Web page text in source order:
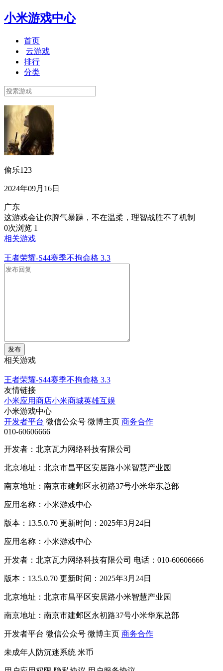
小米游戏中心
首页
云游戏
排行
分类
偷乐123
2024年09月16日
广东
这游戏会让你脾气暴躁，不在温柔，理智战胜不了机制
0次浏览 1
相关游戏
王者荣耀-S44赛季不拘命格 3.3
发布
相关游戏
王者荣耀-S44赛季不拘命格 3.3
友情链接
小米应用商店小米商城英雄互娱
小米游戏中心
开发者平台 微信公众号 微博主页 商务合作
010-60606666
开发者：北京瓦力网络科技有限公司
北京地址：北京市昌平区安居路小米智慧产业园
南京地址：南京市建邺区永初路37号小米华东总部
应用名称：小米游戏中心
版本：13.5.0.70 更新时间：2025年3月24日
应用名称：小米游戏中心
开发者：北京瓦力网络科技有限公司 电话：010-60606666
版本：13.5.0.70 更新时间：2025年3月24日
北京地址：北京市昌平区安居路小米智慧产业园
南京地址：南京市建邺区永初路37号小米华东总部
开发者平台 微信公众号 微博主页 商务合作
未成年人防沉迷系统 米币